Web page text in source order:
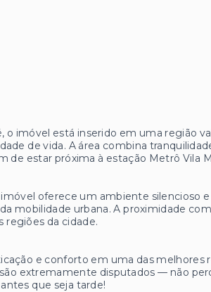
o imóvel está inserido em uma região
de vida. A área combina
de estar próxima à estação Metrô Vila
oferece um ambiente silencioso e
mobilidade urbana. A proximidade
regiões da cidade.
e conforto em uma das melhores
extremamente disputados — não
que seja tarde!